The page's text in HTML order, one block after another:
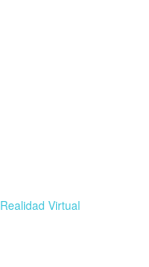
Realidad Virtual